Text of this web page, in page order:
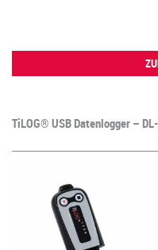
TiLOG® USB Datenlogger –